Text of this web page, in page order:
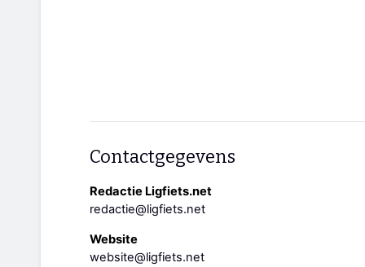
Contactgegevens
Redactie Ligfiets.net
redactie@ligfiets.net
Website
website@ligfiets.net